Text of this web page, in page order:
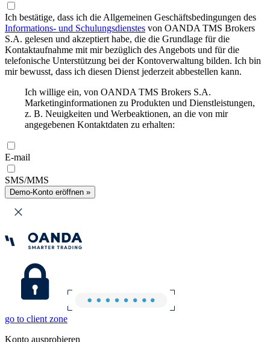
Ich bestätige, dass ich die Allgemeinen Geschäftsbedingungen des
Informations- und Schulungsdienstes von OANDA TMS Brokers
S.A. gelesen und akzeptiert habe, die die Grundlage für die
Kontaktaufnahme mit mir bezüglich des Angebots und für die
telefonische Unterstützung bei der Kontoverwaltung bilden. Ich bin
mir bewusst, dass ich diesen Dienst jederzeit abbestellen kann.
Ich willige ein, von OANDA TMS Brokers S.A.
Marketinginformationen zu Produkten und Dienstleistungen,
z. B. Neuigkeiten und Werbeaktionen, an die von mir
angegebenen Kontaktdaten zu erhalten:
E-mail
SMS/MMS
Demo-Konto eröffnen »
go to client zone
Konto ausprobieren